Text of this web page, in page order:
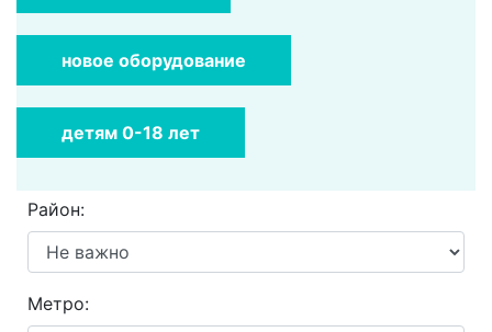
новое оборудование
детям 0-18 лет
Район:
Метро: